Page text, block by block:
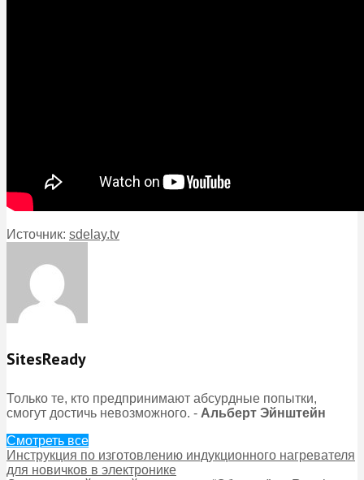
Источник: sdelay.tv
SitesReady
Только те, кто предпринимают абсурдные попытки,
смогут достичь невозможного. - Альберт Эйнштейн
Смотреть все
Инструкция по изготовлению индукционного нагревателя
для новичков в электронике